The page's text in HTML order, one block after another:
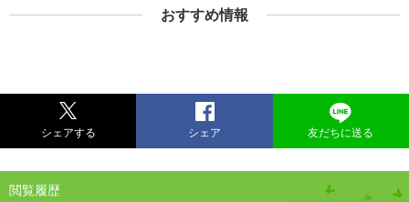
おすすめ情報
シェアする シェア 友だちに送る
閲覧履歴